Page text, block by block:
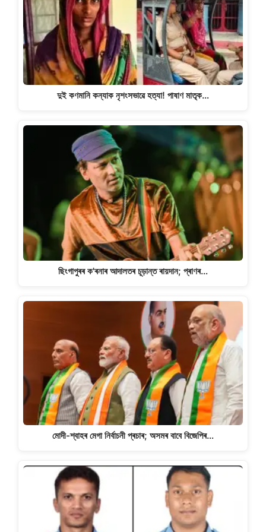
দুই কণমানি কন্যাক নৃশংসভাৱে হত্যা! পাষাণ মাতৃক…
ছিংগাপুৰৰ ক'ৰনাৰ আদালতৰ চূড়ান্ত ৰায়দান; প্ৰাণৰ…
মোদী-শ্বাহৰ মেগা নিৰ্বাচনী প্ৰচাৰ; অসমৰ বাবে বিজেপিৰ…